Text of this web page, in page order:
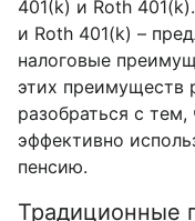
401(k) и Roth
и Roth 401(k) –
налоговые
этих преимуществ
разобраться с
эффективно
пенсию.
Традиционные